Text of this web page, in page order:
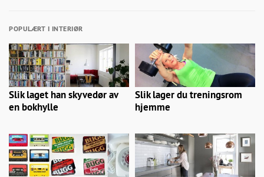
POPULÆRT I INTERIØR
Slik laget han skyvedør av
en bokhylle
Slik lager du treningsrom
hjemme